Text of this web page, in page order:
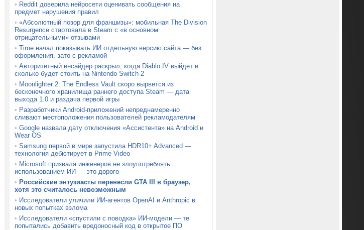
• Reddit доверила нейросети оценивать сообщения на
предмет нарушения правил
• «Абсолютный позор для франшизы»: мобильная The Division
Resurgence стартовала в Steam с «в основном
отрицательными» отзывами
• Time начал показывать ИИ отдельную версию сайта — без
оформления, зато с рекламой
• Авторитетный инсайдер раскрыл, когда Diablo IV выйдет и
сколько будет стоить на Nintendo Switch 2
• Moonlighter 2: The Endless Vault скоро вырвется из
бесконечного хранилища раннего доступа Steam — дата
выхода 1.0 и раздача первой игры
• Разработчики Android-приложений непреднамеренно
сливают местоположения пользователей рекламодателям
• Google назвала дату отключения «Ассистента» на Android и
Wear OS
• Samsung первой в мире запустила HDR10+ Advanced —
технология дебютирует в Prime Video
• Microsoft призвала инженеров не злоупотреблять
использованием ИИ — это дорого
• Российские энтузиасты перенесли GTA III в браузер,
хотя это считалось невозможным
• Исследователи уличили ИИ-агентов OpenAI и Anthropic в
новых попытках взлома
• Исследователи «спустили с поводка» ИИ-модели — те
попытались добавить вредоносный код в открытое ПО